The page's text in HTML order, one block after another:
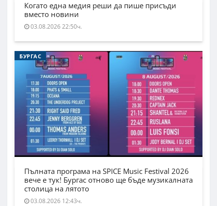
Когато една медия реши да пише присъди
вместо новини
03.08.2026 22:50ч.
БУРГАС
Пълната програма на SPICE Music Festival 2026
вече е тук! Бургас отново ще бъде музикалната
столица на лятото
03.08.2026 12:43ч.